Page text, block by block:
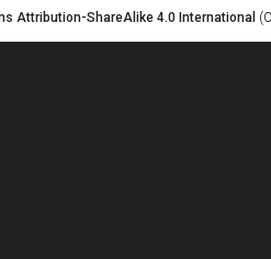
Attribution-ShareAlike 4.0 International